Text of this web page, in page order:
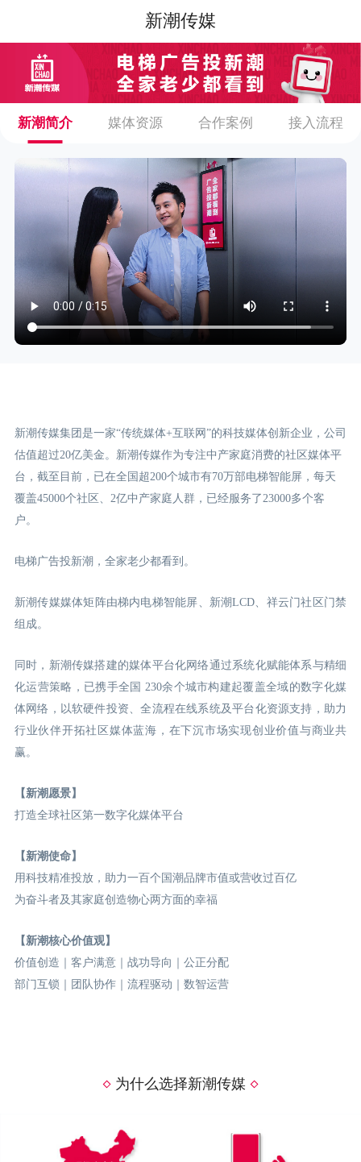
新潮传媒
新潮简介 媒体资源 合作案例 接入流程
新潮传媒集团是一家“传统媒体+互联网”的科技媒体创新企业，公司
估值超过20亿美金。新潮传媒作为专注中产家庭消费的社区媒体平
台，截至目前，已在全国超200个城市有70万部电梯智能屏，每天
覆盖45000个社区、2亿中产家庭人群，已经服务了23000多个客
户。
电梯广告投新潮，全家老少都看到。
新潮传媒媒体矩阵由梯内电梯智能屏、新潮LCD、祥云门社区门禁
组成。
同时，新潮传媒搭建的媒体平台化网络通过系统化赋能体系与精细
化运营策略，已携手全国 230余个城市构建起覆盖全域的数字化媒
体网络，以软硬件投资、全流程在线系统及平台化资源支持，助力
行业伙伴开拓社区媒体蓝海，在下沉市场实现创业价值与商业共
赢。
【新潮愿景】
打造全球社区第一数字化媒体平台
【新潮使命】
用科技精准投放，助力一百个国潮品牌市值或营收过百亿
为奋斗者及其家庭创造物心两方面的幸福
【新潮核心价值观】
价值创造｜客户满意｜战功导向｜公正分配
部门互锁｜团队协作｜流程驱动｜数智运营
为什么选择新潮传媒